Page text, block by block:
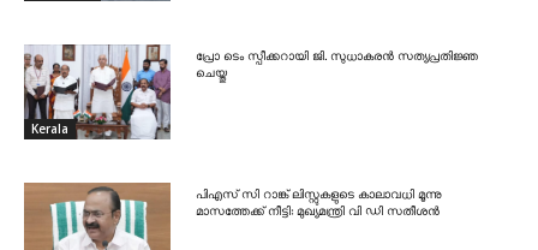
Kerala
പ്രോ ടെം സ്പീക്കറായി ജി. സുധാകരൻ സത്യപ്രതിജ്ഞ
ചെയ്തു
പിഎസ് സി റാങ്ക് ലിസ്റ്റുകളുടെ കാലാവധി മൂന്നു
മാസത്തേക്ക് നീട്ടി: മുഖ്യമന്ത്രി വി ഡി സതീശൻ